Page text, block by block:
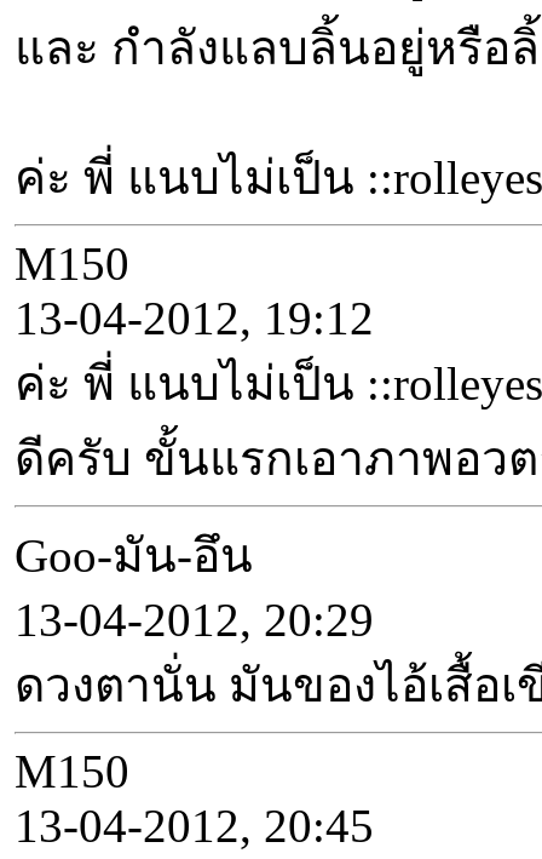
และ กำลังแลบลิ้นอยู่หรือ
ค่ะ พี่ แนบไม่เป็น
M150
13-04-2012, 19:12
ค่ะ พี่ แนบไม่เป็น
ดีครับ ขั้นแรกเอาภาพอว
Goo-มัน-อึน
13-04-2012, 20:29
ดวงตานั่น มันของไอ้เสื้อ
M150
13-04-2012, 20:45